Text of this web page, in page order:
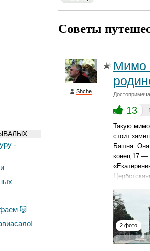
-
🐷
Советы
Shche
Мимо
13
Такую мимо
стоит
Башня. Она
конец 17 —
2 фото